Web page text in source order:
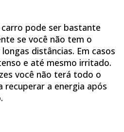
pode ser bastante
se você não tem o
distâncias. Em casos
e até mesmo irritado.
você não terá todo o
a energia após